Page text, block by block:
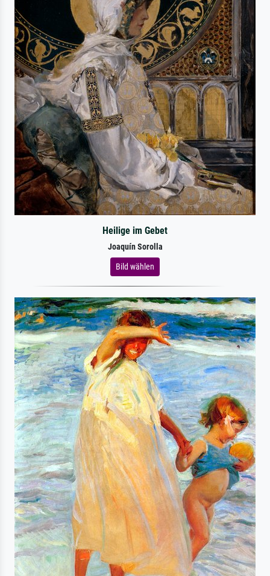
Heilige im Gebet
Joaquín Sorolla
Bild wählen